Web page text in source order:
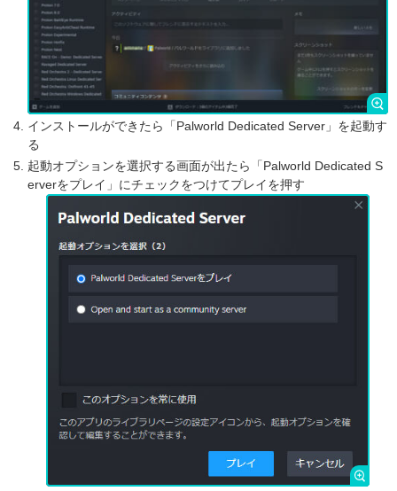
インストールができたら「Palworld Dedicated Server」を起動す
る
起動オプションを選択する画面が出たら「Palworld Dedicated S
erverをプレイ」にチェックをつけてプレイを押す